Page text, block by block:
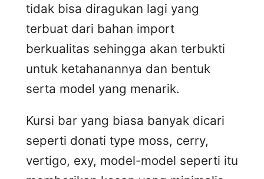
tidak bisa diragukan lagi yang
terbuat dari bahan import
berkualitas sehingga akan terbukti
untuk ketahanannya dan bentuk
serta model yang menarik.
Kursi bar yang biasa banyak dicari
seperti donati type moss, cerry,
vertigo, exy, model-model seperti itu